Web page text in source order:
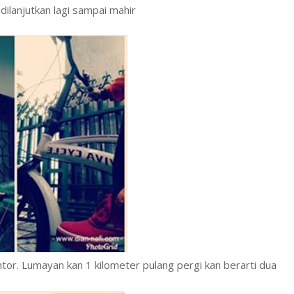
lagi sampai mahir
Lumayan kan 1 kilometer pulang pergi kan berarti dua